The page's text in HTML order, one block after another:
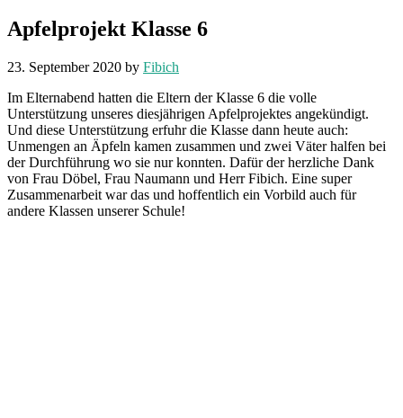
Apfelprojekt Klasse 6
23. September 2020 by Fibich
Im Elternabend hatten die Eltern der Klasse 6 die volle
Unterstützung unseres diesjährigen Apfelprojektes angekündigt.
Und diese Unterstützung erfuhr die Klasse dann heute auch:
Unmengen an Äpfeln kamen zusammen und zwei Väter halfen bei
der Durchführung wo sie nur konnten. Dafür der herzliche Dank
von Frau Döbel, Frau Naumann und Herr Fibich. Eine super
Zusammenarbeit war das und hoffentlich ein Vorbild auch für
andere Klassen unserer Schule!